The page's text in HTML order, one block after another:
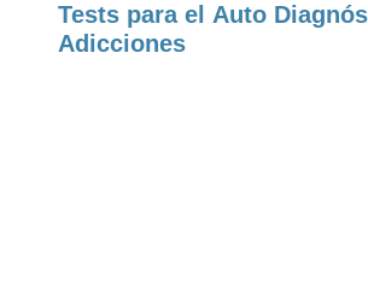
Tests para el Auto
Adicciones